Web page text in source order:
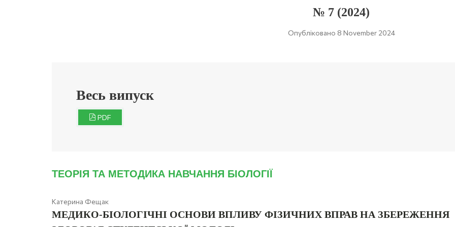
№ 7 (2024)
Опубліковано 8 November 2024
Весь випуск
PDF
ТЕОРІЯ ТА МЕТОДИКА НАВЧАННЯ БІОЛОГІЇ
Катерина Фещак
МЕДИКО-БІОЛОГІЧНІ ОСНОВИ ВПЛИВУ ФІЗИЧНИХ ВПРАВ НА ЗБЕРЕЖЕННЯ